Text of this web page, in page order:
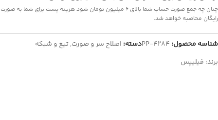
چنان چه جمع صورت حساب شما بالای 6 میلیون تومان شود هزینه پست برای شما به صورت
رایگان محاصبه خواهد شد.
شناسه محصول: PP-4284دسته: اصلاح سر و صورت,تیغ و شبکه
برند: فیلیپس